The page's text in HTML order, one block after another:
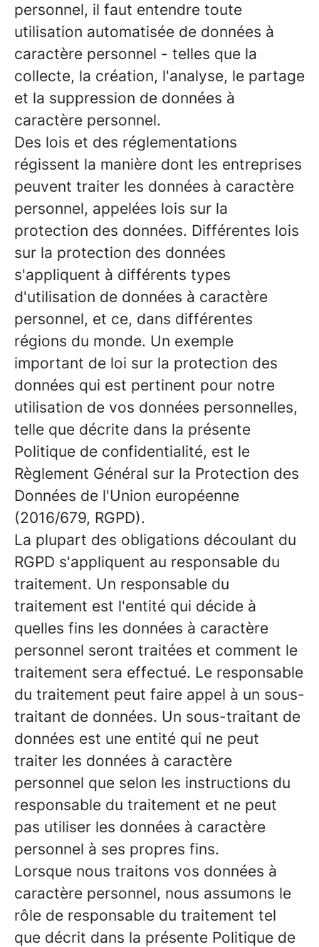
personnel, il faut entendre toute
utilisation automatisée de données à
caractère personnel - telles que la
collecte, la création, l'analyse, le partage
et la suppression de données à
caractère personnel.
Des lois et des réglementations
régissent la manière dont les entreprises
peuvent traiter les données à caractère
personnel, appelées lois sur la
protection des données. Différentes lois
sur la protection des données
s'appliquent à différents types
d'utilisation de données à caractère
personnel, et ce, dans différentes
régions du monde. Un exemple
important de loi sur la protection des
données qui est pertinent pour notre
utilisation de vos données personnelles,
telle que décrite dans la présente
Politique de confidentialité, est le
Règlement Général sur la Protection des
Données de l'Union européenne
(2016/679, RGPD).
La plupart des obligations découlant du
RGPD s'appliquent au responsable du
traitement. Un responsable du
traitement est l'entité qui décide à
quelles fins les données à caractère
personnel seront traitées et comment le
traitement sera effectué. Le responsable
du traitement peut faire appel à un sous-
traitant de données. Un sous-traitant de
données est une entité qui ne peut
traiter les données à caractère
personnel que selon les instructions du
responsable du traitement et ne peut
pas utiliser les données à caractère
personnel à ses propres fins.
Lorsque nous traitons vos données à
caractère personnel, nous assumons le
rôle de responsable du traitement tel
que décrit dans la présente Politique de